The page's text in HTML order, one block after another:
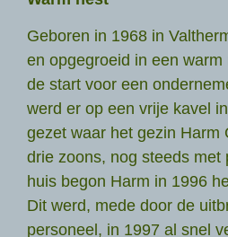
Geboren in 1968 in
en opgegroeid in een
de start voor een
werd er op een vrije kavel
gezet waar het gezin Harm
drie zoons, nog steeds met
huis begon Harm in 1996
Dit werd, mede door de
personeel, in 1997 al snel